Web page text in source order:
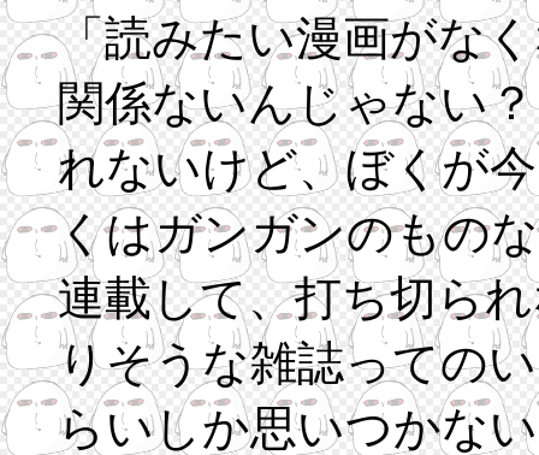
「読みたい漫画がな
関係ないんじゃない
れないけど、ぼくが
くはガンガンのもの
連載して、打ち切ら
りそうな雑誌ってのいうと
らいしか思いつかな